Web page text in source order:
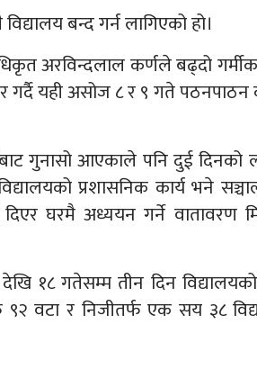
बन्द गर्न लागिएको हो।
अरविन्दलाल कर्णले बढ्दो
गर्दै यही असोज ८ र ९ गते पठनपाठन
गुनासो आएकाले पनि दुई दिनको
प्रशासनिक कार्य भने
घरमै अध्ययन गर्ने वातावरण
१८ गतेसम्म तीन दिन
९२ वटा र निजीतर्फ एक सय ३८